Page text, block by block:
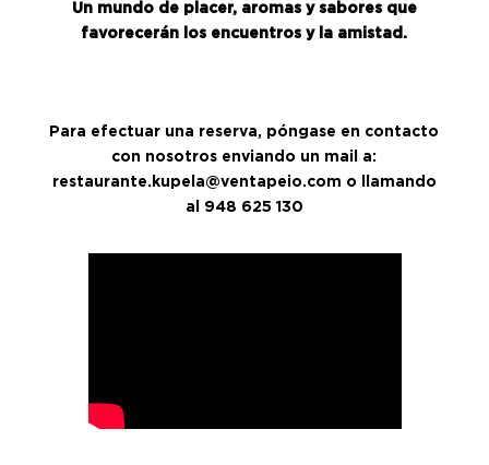
Un mundo de placer, aromas y sabores que
favorecerán los encuentros y la amistad.
Para efectuar una reserva, póngase en contacto
con nosotros enviando un mail a:
restaurante.kupela@ventapeio.com o llamando
al 948 625 130